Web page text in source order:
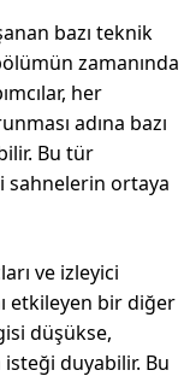
bazı teknik
zamanında
her
adına bazı
Bu tür
sahnelerin ortaya
ve izleyici
etkileyen bir diğer
düşükse,
isteği duyabilir. Bu